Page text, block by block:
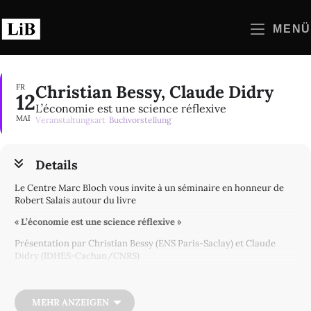
Inhalt
springen
MENÜ
FR
12
MAI
Christian Bessy, Claude Didry
L’économie est une science réflexive
Veranstaltungsart Buchvorstellung
Details
Le Centre Marc Bloch vous invite à un séminaire en honneur de
Robert Salais autour du livre
« L’économie est une science réflexive »
Présentation par Christian Bessy (ENS Paris-Saclay) et Claude
Didry (IDHES-Cachan/CNRS)
Wendt (MPI Histoire des sciences Berlin/Univ Münster)
MEHR ANZEIGEN